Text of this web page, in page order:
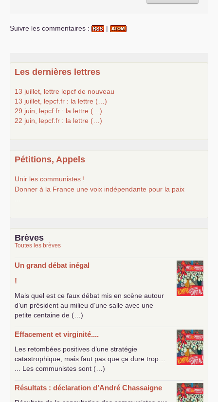
Suivre les commentaires : |
Les dernières lettres
13 juillet, lettre lepcf de nouveau
13 juillet, lepcf.fr : la lettre (…)
29 juin, lepcf.fr : la lettre (…)
22 juin, lepcf.fr : la lettre (…)
Pétitions, Appels
Unir les communistes !
Donner à la France une voix indépendante pour la paix
Brèves
Toutes les brèves
Un grand débat inégal
!
Mais quel est ce faux débat mis en scène autour
d’un président au milieu d’une salle avec une
petite centaine de (…)
Effacement et virginité....
Les retombées positives d’une stratégie
catastrophique, mais faut pas que ça dure trop…
... Les communistes sont (…)
Résultats : déclaration d’André Chassaigne